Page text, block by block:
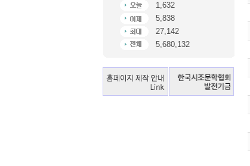
1,632
5,838
27,142
5,680,132